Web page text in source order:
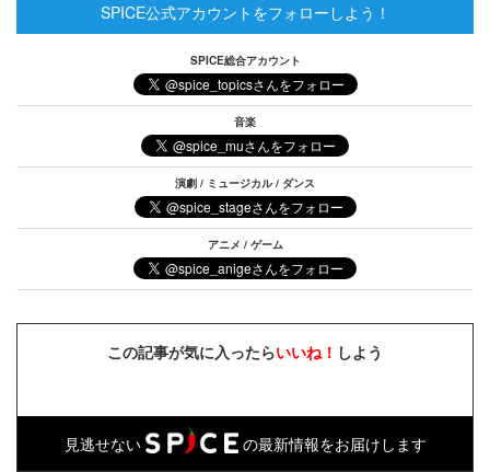
SPICE公式アカウントをフォローしよう！
SPICE総合アカウント
音楽
演劇 / ミュージカル / ダンス
アニメ / ゲーム
この記事が気に入ったらいいね！ しよう
見逃せない の最新情報をお届けします